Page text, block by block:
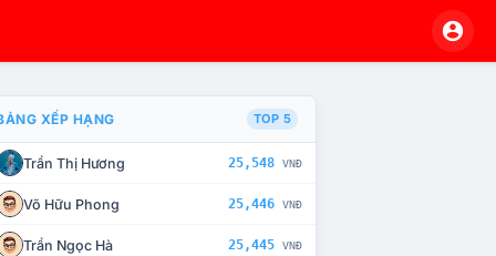
CHẾ TÀI XỬ LÝ VI PHẠM
XẾP HẠNG TOP 5
Trần Thị Hương 25,548 VNĐ
Võ Hữu Phong 25,446 VNĐ
Trần Ngọc Hà 25,445 VNĐ